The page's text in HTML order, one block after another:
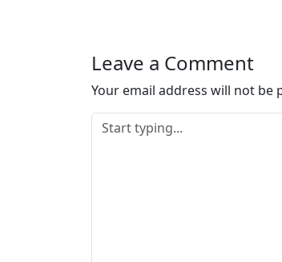
Leave a Comment
Your email address will not be